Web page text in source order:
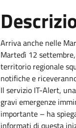
Arriva anche nelle
Martedì 12
territorio regionale
notifiche e
Il servizio IT-Alert,
gravi emergenze
importante – ha
informati di questa